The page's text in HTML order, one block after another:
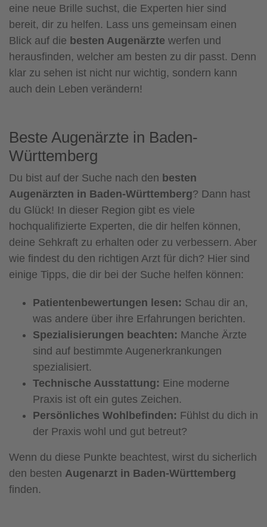
eine neue Brille suchst, die Experten hier sind
bereit, dir zu helfen. Lass uns gemeinsam einen
Blick auf die besten Augenärzte werfen und
herausfinden, welcher am besten zu dir passt. Denn
klar zu sehen ist nicht nur wichtig, sondern kann
auch dein Leben verändern!
Beste Augenärzte in Baden-
Württemberg
Du bist auf der Suche nach den besten
Augenärzten in Baden-Württemberg? Dann hast
du Glück! In dieser Region gibt es viele
hochqualifizierte Experten, die dir helfen können,
deine Sehkraft zu erhalten oder zu verbessern. Aber
wie findest du den richtigen Arzt für dich? Hier sind
einige Tipps, die dir bei der Suche helfen können:
Patientenbewertungen lesen: Schau dir an,
was andere über ihre Erfahrungen berichten.
Spezialisierungen beachten: Manche Ärzte
sind auf bestimmte Augenerkrankungen
spezialisiert.
Technische Ausstattung: Eine moderne
Praxis ist oft ein gutes Zeichen.
Persönliches Wohlbefinden: Fühlst du dich in
der Praxis wohl und gut betreut?
Wenn du diese Punkte beachtest, wirst du sicherlich
den besten Augenarzt in Baden-Württemberg
finden.